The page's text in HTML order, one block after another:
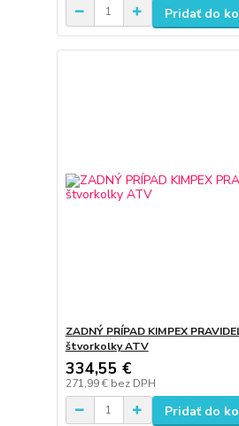
Pridať do
ZADNÝ PRÍPAD KIMPEX
štvorkolky ATV
334,55 €
271,99 € bez DPH
Pridať do